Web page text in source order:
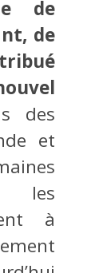
de
de
des
et
les
à